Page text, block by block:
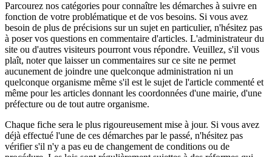
Parcourez nos catégories pour connaître les démarches à suivre en
fonction de votre problématique et de vos besoins. Si vous avez
besoin de plus de précisions sur un sujet en particulier, n'hésitez pas
à poser vos questions en commentaire d'articles. L'administrateur du
site ou d'autres visiteurs pourront vous répondre. Veuillez, s'il vous
plaît, noter que laisser un commentaires sur ce site ne permet
aucunement de joindre une quelconque administration ni un
quelconque organisme même s'il est le sujet de l'article commenté et
même pour les articles donnant les coordonnées d'une mairie, d'une
préfecture ou de tout autre organisme.
Chaque fiche sera le plus rigoureusement mise à jour. Si vous avez
déjà effectué l'une de ces démarches par le passé, n'hésitez pas
vérifier s'il n'y a pas eu de changement de conditions ou de